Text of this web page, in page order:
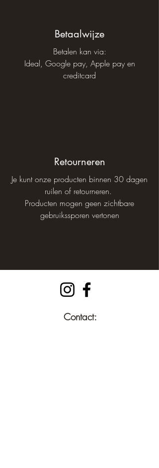
Betaalwijze
Betalen kan via:
Ideal, Google pay, Apple pay en
creditcard
Retourneren
Je kunt onze producten binnen 30 dagen
ruilen of retourneren.
Producten mogen geen zichtbare
gebruikssporen vertonen​
Contact: